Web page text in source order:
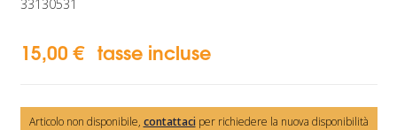
33130531
15,00 € tasse incluse
Articolo non disponibile, contattaciper richiedere la nuova disponibilità